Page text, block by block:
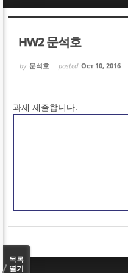
HW2 문석호
by 문석호 posted Oct 10, 2016
과제 제출합니다.
목록
열기
Sketchbook5,
Sketchbook5,